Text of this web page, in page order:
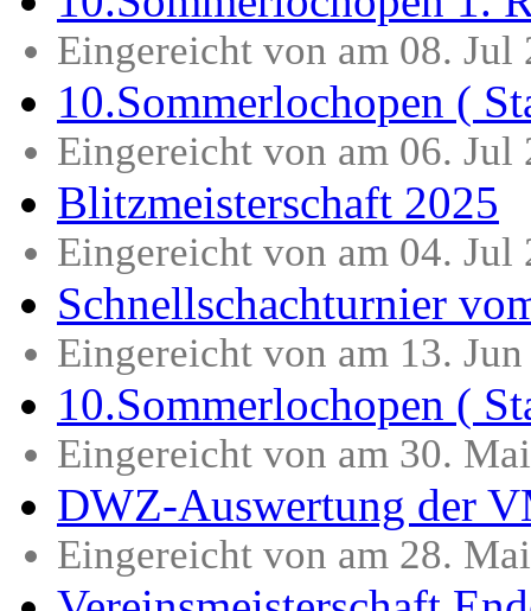
Eingereicht von am 08.
10.Sommerlochopen (
Eingereicht von am 06.
Blitzmeisterschaft 2025
Eingereicht von am 04.
Schnellschachturnier
Eingereicht von am 13.
10.Sommerlochopen (
Eingereicht von am 30.
DWZ-Auswertung der
Eingereicht von am 28.